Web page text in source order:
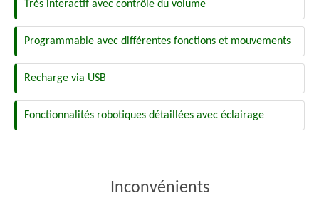
Très interactif avec contrôle du volume
Programmable avec différentes fonctions et mouvements
Recharge via USB
Fonctionnalités robotiques détaillées avec éclairage
Inconvénients